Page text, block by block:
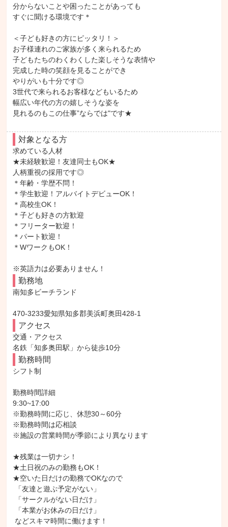
分からないことや困ったことがあっても
すぐに聞ける環境です＊
＜子ども好きの方にピッタリ！＞
お子様連れのご家族が多く来られるため
子どもたちのわくわくした楽しそうな表情や
完成した時の笑顔を見ることができ
やりがいも十分です◎
3世代で来られるお客様などもいるため
幅広い年代の方の嬉しそうな姿を
見れるのもこの仕事”ならでは"です★
対象となる方
求めている人材
★未経験歓迎！友達同士もOK★
人柄重視の採用です◎
＊年齢・学歴不問！
＊学生歓迎！アルバイトデビューOK！
＊高校生OK！
＊子ども好きの方歓迎
＊フリーター歓迎！
＊パート歓迎！
＊WワークもOK！
※英語力は必要ありません！
勤務地
南知多ビーチランド
470-3233愛知県知多郡美浜町奥田428-1
アクセス
交通・アクセス
名鉄「知多奥田駅」から徒歩10分
勤務時間
シフト制
勤務時間詳細
9:30~17:00
※勤務時間に応じ、休憩30～60分
※勤務時間は応相談
※施設の営業時間が季節により異なります
★残業は一切ナシ！
★土日祝のみの勤務もOK！
★空いた日だけの勤務でOKなので